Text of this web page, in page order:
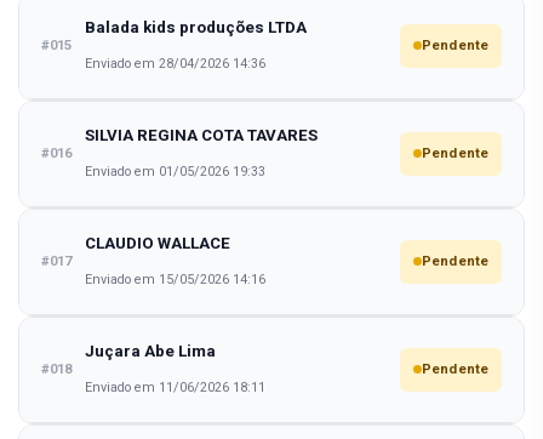
#015
Balada kids produções LTDA
Enviado em 28/04/2026 14:36
Pendente
#016
SILVIA REGINA COTA TAVARES
Enviado em 01/05/2026 19:33
Pendente
#017
CLAUDIO WALLACE
Enviado em 15/05/2026 14:16
Pendente
#018
Juçara Abe Lima
Enviado em 11/06/2026 18:11
Pendente